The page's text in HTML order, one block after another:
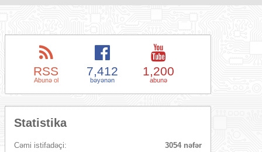
RSS
Abunə ol
7,412
bəyənən
1,200
abunə
Statistika
Cəmi istifadəçi: 3054 nəfər